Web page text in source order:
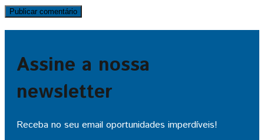
Assine a nossa
newsletter
Receba no seu email oportunidades imperdíveis!